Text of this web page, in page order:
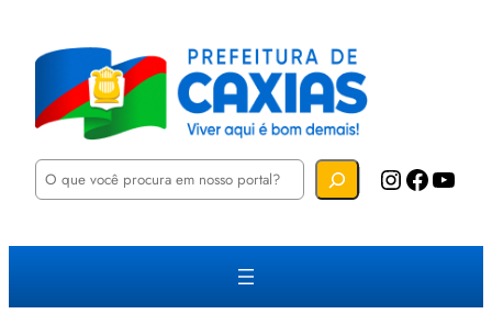
P
u
a
Instagram Facebook YouTube